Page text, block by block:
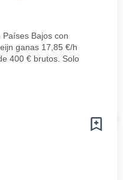
Bajos con
ganas 17,85 €/h
400 € brutos. Solo